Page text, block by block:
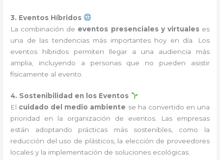
3. Eventos Híbridos
La combinación de eventos presenciales y virtualeses
una de las tendencias más importantes hoy en día. Los
eventos híbridos permiten llegar a una audiencia más
amplia, incluyendo a personas que no pueden asistir
físicamente al evento.
4. Sostenibilidad en los Eventos
El cuidado del medio ambiente se ha convertido en una
prioridad en la organización de eventos. Las empresas
están adoptando prácticas más sostenibles, como la
reducción del uso de plásticos, la elección de proveedores
locales y la implementación de soluciones ecológicas.